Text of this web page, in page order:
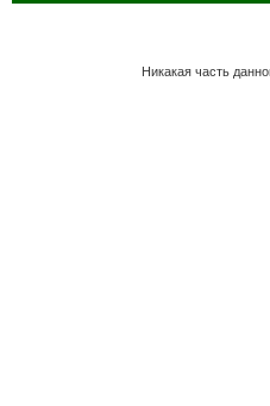
Никакая часть